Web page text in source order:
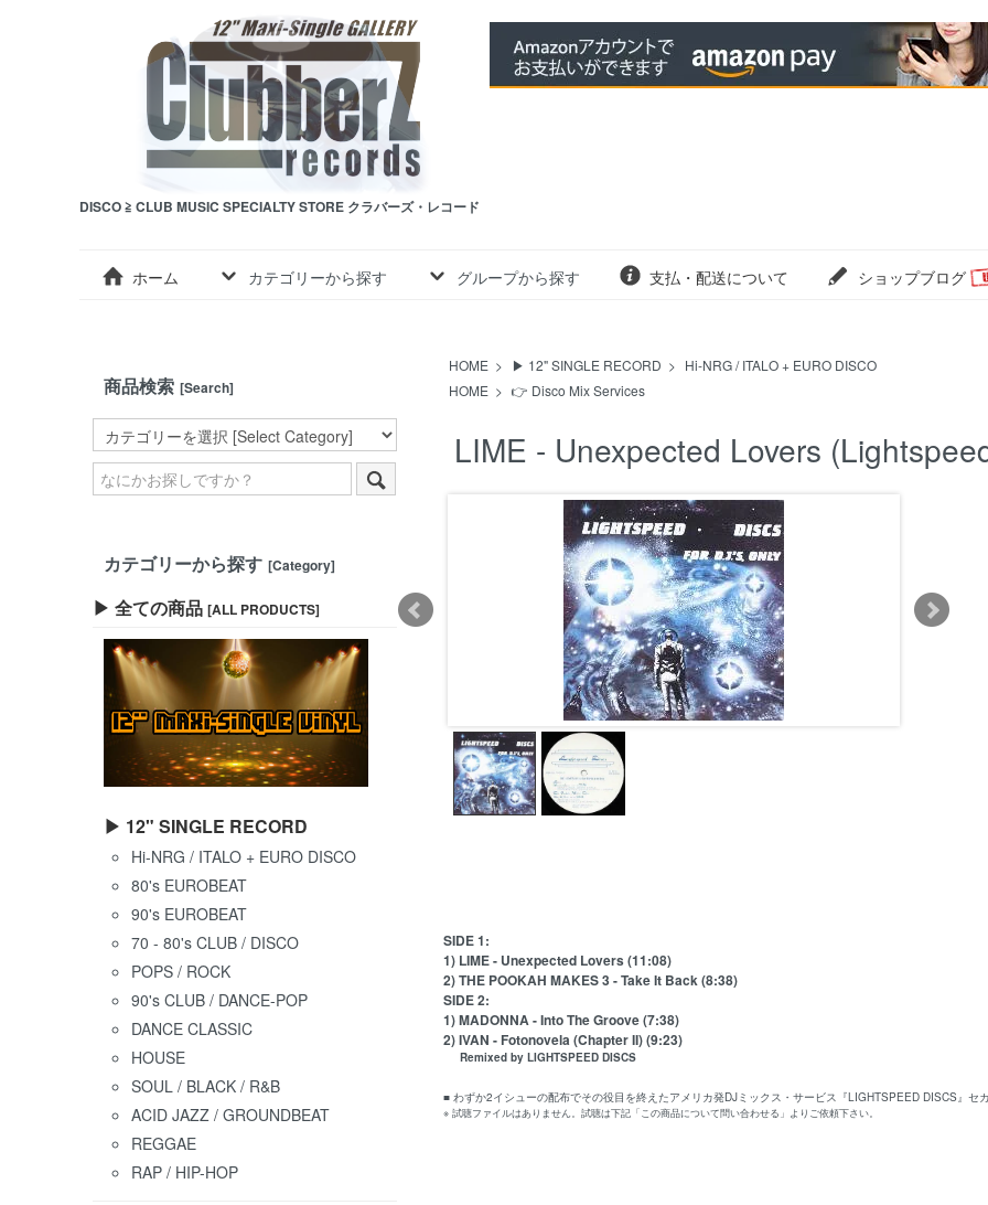
DISCO ≧ CLUB MUSIC SPECIALTY STORE クラバーズ・レコード
ホーム カテゴリーから探す グループから探す 支払・配送について ショップブログ
HOME > ▶ 12" SINGLE RECORD > Hi-NRG / ITALO + EURO DISCO
HOME > 👉 Disco Mix Services
LIME - Unexpected Lovers
SIDE 1:
1) LIME - Unexpected Lovers (11:08)
2) THE POOKAH MAKES 3 - Take It Back (8:38)
SIDE 2:
1) MADONNA - Into The Groove (7:38)
2) IVAN - Fotonovela (Chapter II) (9:23)
Remixed by LIGHTSPEED DISCS
■ わずか2イシューの配布でその役目を終えたアメリカ発DJミックス・サービス『LIGHTSPEED DISCS』セカ
※ 試聴ファイルはありません。試聴は下記「この商品について問い合わせる」よりご依頼下さい。
商品検索 [Search]
カテゴリーから探す [Category]
▶ 全ての商品 [ALL PRODUCTS]
▶ 12" SINGLE RECORD
Hi-NRG / ITALO + EURO DISCO
80's EUROBEAT
90's EUROBEAT
70 - 80's CLUB / DISCO
POPS / ROCK
90's CLUB / DANCE-POP
DANCE CLASSIC
HOUSE
SOUL / BLACK / R&B
ACID JAZZ / GROUNDBEAT
REGGAE
RAP / HIP-HOP